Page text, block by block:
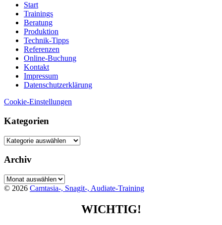
Start
Trainings
Beratung
Produktion
Technik-Tipps
Referenzen
Online-Buchung
Kontakt
Impressum
Datenschutzerklärung
Cookie-Einstellungen
Kategorien
Kategorien
Archiv
Archiv
© 2026 Camtasia-, Snagit-, Audiate-Training
WICHTIG!